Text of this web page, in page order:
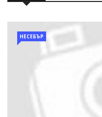
НЕСЕБЪР